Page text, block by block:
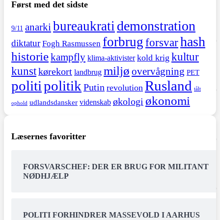
Først med det sidste
9/11 anarki bureaukrati demonstration
diktatur Fogh Rasmussen forbrugforsvarhash
historiekampfly klima-aktivister kold krig kultur
kunstkørekort landbrug miljø overvågning PET
politipolitik Putin revolution Rusland tålt
ophold udlandsdansker videnskab økologi økonomi
Læsernes favoritter
FORSVARSCHEF: DER ER BRUG FOR MILITANT
NØDHJÆLP
POLITI FORHINDRER MASSEVOLD I AARHUS